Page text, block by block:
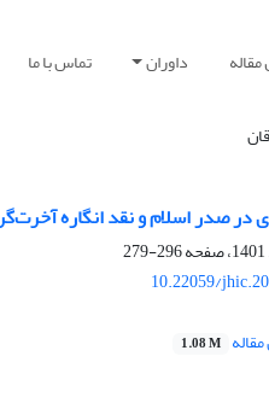
داوران تماس با ما
در صدر اسلام و نقد انگاره
296-279
10.22059/
1.08 M